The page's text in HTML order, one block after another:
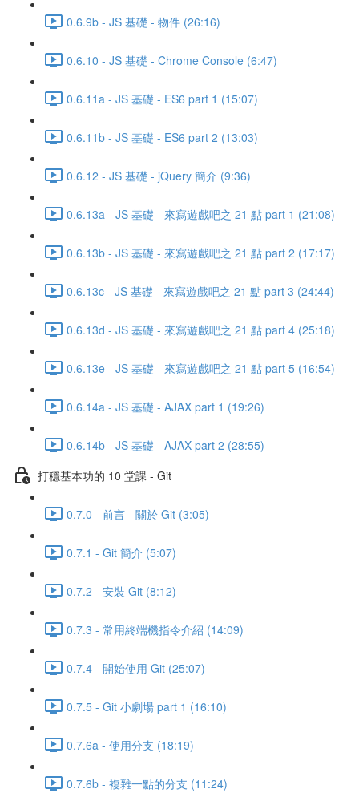
0.6.9b - JS 基礎 - 物件 (26:16)
0.6.10 - JS 基礎 - Chrome Console (6:47)
0.6.11a - JS 基礎 - ES6 part 1 (15:07)
0.6.11b - JS 基礎 - ES6 part 2 (13:03)
0.6.12 - JS 基礎 - jQuery 簡介 (9:36)
0.6.13a - JS 基礎 - 來寫遊戲吧之 21 點 part 1 (21:08)
0.6.13b - JS 基礎 - 來寫遊戲吧之 21 點 part 2 (17:17)
0.6.13c - JS 基礎 - 來寫遊戲吧之 21 點 part 3 (24:44)
0.6.13d - JS 基礎 - 來寫遊戲吧之 21 點 part 4 (25:18)
0.6.13e - JS 基礎 - 來寫遊戲吧之 21 點 part 5 (16:54)
0.6.14a - JS 基礎 - AJAX part 1 (19:26)
0.6.14b - JS 基礎 - AJAX part 2 (28:55)
打穩基本功的 10 堂課 - Git
0.7.0 - 前言 - 關於 Git (3:05)
0.7.1 - Git 簡介 (5:07)
0.7.2 - 安裝 Git (8:12)
0.7.3 - 常用終端機指令介紹 (14:09)
0.7.4 - 開始使用 Git (25:07)
0.7.5 - Git 小劇場 part 1 (16:10)
0.7.6a - 使用分支 (18:19)
0.7.6b - 複雜一點的分支 (11:24)